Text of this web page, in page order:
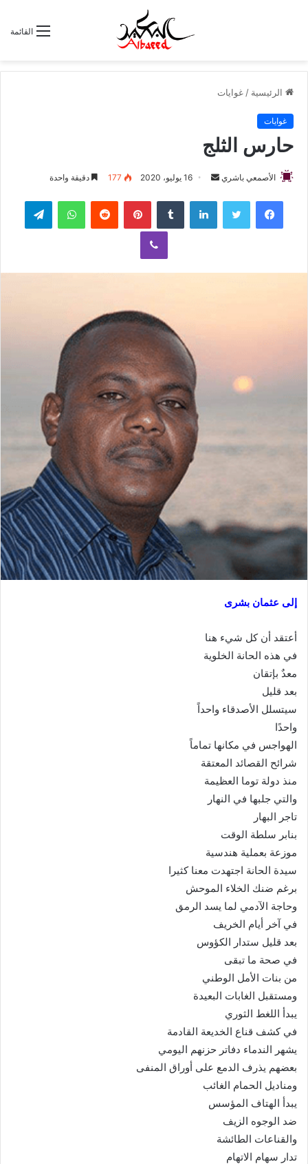
القائمة
الرئيسية / غوايات
غوايات
حارس الثلج
الأصمعي باشري
س
ل
ي
16 يوليو، 2020 177 دقيقة واحدة
لينكدإن بينتيريست واتساب
ڤايبر
إلى عثمان بشرى
أعتقد أن كل شيء هنا
في هذه الحانة الخلوية
معدٌ بإتقان
بعد قليل
سيتسلل الأصدقاء واحداً
واحدًا
الهواجس في مكانها تماماً
شرائح القصائد المعتقة
منذ دولة توما العظيمة
والتي جلبها في النهار
تاجر البهار
بنابر سلطة الوقت
موزعة بعملية هندسية
سيدة الحانة اجتهدت معنا كثيرا
برغم ضنك الخلاء الموحش
وحاجة الآدمي لما يسد الرمق
في آخر أيام الخريف
بعد قليل ستدار الكؤوس
في صحة ما تبقى
من بنات الأمل الوطني
ومستقبل الغابات البعيدة
يبدأ اللغط الثوري
في كشف قناع الخديعة القادمة
يشهر الندماء دفاتر حزنهم اليومي
بعضهم يذرف الدمع على أوراق المنفى
ومناديل الحمام الغائب
يبدأ الهتاف المؤسس
ضد الوجوه الزيف
والقناعات الطائشة
تدار سهام الاتهام